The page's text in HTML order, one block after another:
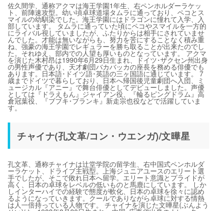
佐久間学、通称アクマは海王学園1年生、右ペンホルダーラケッ
ト、前陣速攻型。幼い頃卓球道場タムラに通っており、ペコとス
マイルの幼馴染でした。海王学園にはドラゴンに憧れて入学、入
部しています。 タムラに通っていた頃にペコやスマイルを一方的
にライバル視していましたが、ふたりからは相手にされていませ
んでした。才能は無いながらも、努力を苦にすることなく積み重
ね、強豪の海王学園でレギュラーを勝ち取ることが出来たのでし
た。それゆえ、部内での人望も厚いものとなっています。 アクマ
を演じた木村昂は1990年6月29日生まれ、ドイツ･ザクセン州出身
の男性声優であり、天才劇団バカバッカの座長を務める俳優でも
あります。日本語･ドイツ語･英語の三ヶ国語に通じています。 7
歳までドイツで暮らしており、日本へ帰国後児童劇団へ入団、ミ
ュージカル『アニー』で舞台俳優としてデビューしました。声優
としては『ドラえもん』ジャイアン役、『輪るピングドラム』高
倉冠葉役、『ブブキ･ブランキ』新走宗也役などで活躍していま
す。
チャイナ(孔文革/コン・ウエンガ)/文曄星
孔文革、通称チャイナは辻堂学院の留学生、右中国式ペンホルダ
ーラケット、ドライブ主戦型。上海ジュニアユースのエリート選
手でしたが、そこで敗れ日本へ留学。エリート意識とプライドが
高く、日本の卓球をレベルの低いものと馬鹿にしています。 しか
しインターハイでの経験で態度が軟化、日本の卓球を徐々に認め
るようになっていきます。クールでありながら卓球に対する情熱
は人一倍持っている人物です。 チャイナを演じた文曄星(ぶんよう